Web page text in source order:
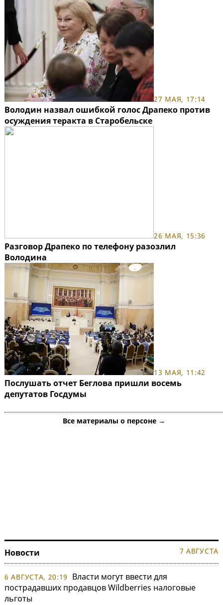
27 МАЯ, 17:14
Володин назвал ошибкой голос Драпеко против
осуждения теракта в Старобельске
26 МАЯ, 15:36
Разговор Драпеко по телефону разозлил
Володина
13 МАЯ, 11:42
Послушать отчет Беглова пришли восемь
депутатов Госдумы
Все материалы о персоне →
Новости 7 АВГУСТА
6 АВГУСТА, 20:19
Власти могут ввести для
пострадавших продавцов Wildberries налоговые
льготы